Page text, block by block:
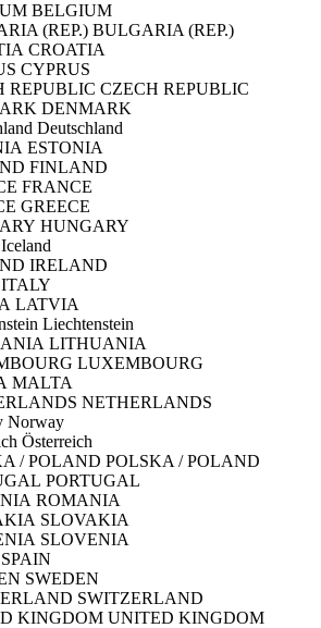
BELGIUM
BULGARIA (REP.)
CROATIA
CYPRUS
CZECH REPUBLIC
DENMARK
Deutschland
ESTONIA
FINLAND
FRANCE
GREECE
HUNGARY
Iceland
IRELAND
ITALY
LATVIA
Liechtenstein
LITHUANIA
LUXEMBOURG
MALTA
NETHERLANDS
Norway
Österreich
POLSKA / POLAND
PORTUGAL
ROMANIA
SLOVAKIA
SLOVENIA
SPAIN
SWEDEN
SWITZERLAND
UNITED KINGDOM